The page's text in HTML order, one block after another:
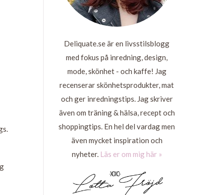
Deliquate.se är en livsstilsblogg
med fokus på inredning, design,
mode, skönhet - och kaffe! Jag
recenserar skönhetsprodukter, mat
och ger inredningstips. Jag skriver
även om träning & hälsa, recept och
shoppingtips. En hel del vardag men
även mycket inspiration och
nyheter. Läs er om mig här »